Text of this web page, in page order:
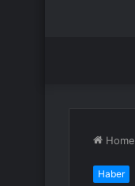
Home
Haber